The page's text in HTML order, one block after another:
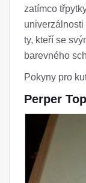
zatímco
ty, kteří se
barevného
Pokyny pro
Perper